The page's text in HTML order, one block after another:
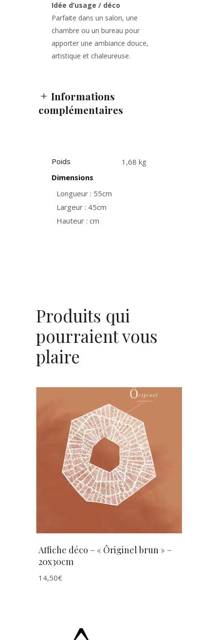
Idée d’usage / déco
Parfaite dans un salon, une
chambre ou un bureau pour
apporter une ambiance douce,
artistique et chaleureuse.
Informations
complémentaires
Poids
1,68 kg
Dimensions
Longueur : 55cm
Largeur : 45cm
Hauteur : cm
Produits qui
pourraient vous
plaire
AJOUTER AU PANIER
Affiche déco – « Ôriginel brun » –
20x30cm
14,50€